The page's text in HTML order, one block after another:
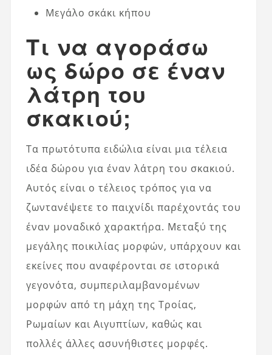
Μεγάλο σκάκι κήπου
Τι να αγοράσω
ως δώρο σε έναν
λάτρη του
σκακιού;
Τα πρωτότυπα ειδώλια είναι μια τέλεια
ιδέα δώρου για έναν λάτρη του σκακιού.
Αυτός είναι ο τέλειος τρόπος για να
ζωντανέψετε το παιχνίδι παρέχοντάς του
έναν μοναδικό χαρακτήρα. Μεταξύ της
μεγάλης ποικιλίας μορφών, υπάρχουν και
εκείνες που αναφέρονται σε ιστορικά
γεγονότα, συμπεριλαμβανομένων
μορφών από τη μάχη της Τροίας,
Ρωμαίων και Αιγυπτίων, καθώς και
πολλές άλλες ασυνήθιστες μορφές.